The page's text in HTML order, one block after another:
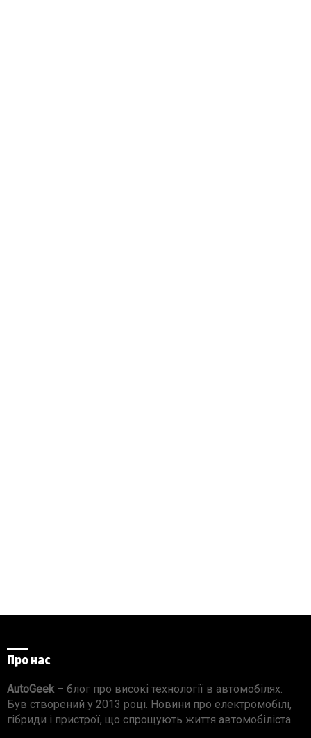
Про нас
AutoGeek– блог про високі технології в автомобілях.
Був створений у 2013 році. Новини про електромобілі,
гібриди і пристрої, що спрощують життя автомобіліста.